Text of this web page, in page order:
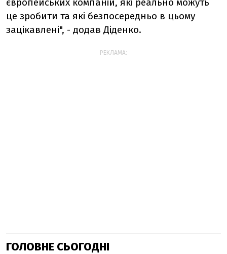
це зробити та які безпосередньо в цьому
зацікавлені", - додав Діденко.
РЕКЛАМА:
ГОЛОВНЕ СЬОГОДНІ